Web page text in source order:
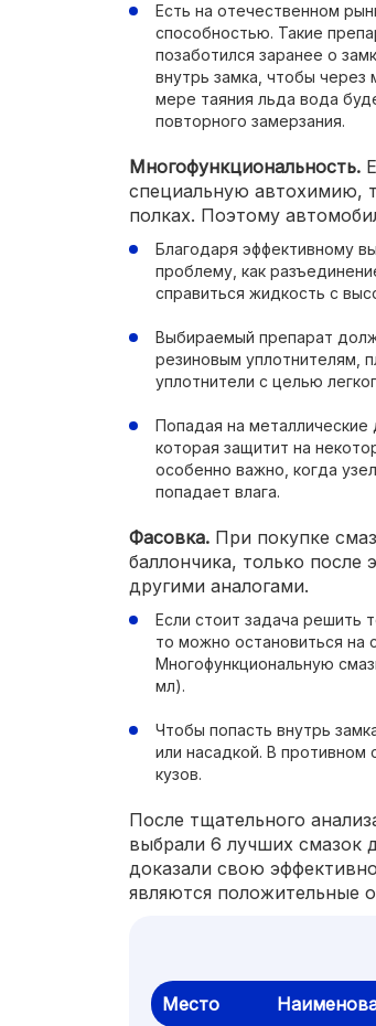
Есть на отечественном
способностью. Такие
позаботился заранее о
внутрь замка, чтобы
мере таяния льда вода
повторного замерзания.
Многофункциональность.
специальную автохимию,
полках. Поэтому
Благодаря эффективному
проблему, как
справиться жидкость с
Выбираемый препарат
резиновым уплотнителям,
уплотнители с целью
Попадая на металлические
которая защитит на
особенно важно, когда
попадает влага.
Фасовка. При покупке
баллончика, только после
другими аналогами.
Если стоит задача решить
то можно остановиться на
Многофункциональную
мл).
Чтобы попасть внутрь
или насадкой. В противном
кузов.
После тщательного
выбрали 6 лучших смазок
доказали свою
являются положительные
Место